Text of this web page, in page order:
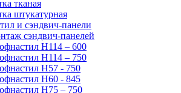
тканая
штукатурная
и сэндвич-панели
сэндвич-панелей
Н114 – 600
Н114 – 750
Н57 - 750
Н60 - 845
Н75 – 750